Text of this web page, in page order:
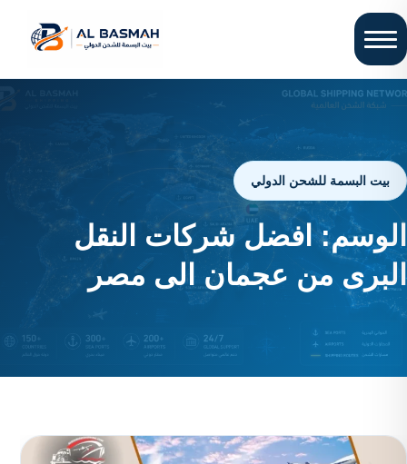
بيت البسمة للشحن الدولي
الوسم: افضل شركات النقل
البرى من عجمان الى مصر